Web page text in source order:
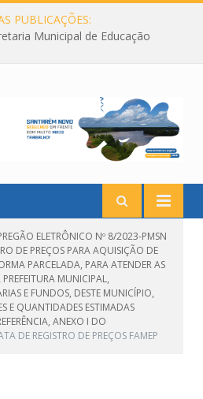
PUBLICAÇÕES:
Municipal de Educação
ELETRÔNICO Nº 8/2023-PMSN
DE PREÇOS PARA AQUISIÇÃO DE
PARCELADA, PARA ATENDER AS
MUNICIPAL,
E FUNDOS, DESTE MUNICÍPIO,
E QUANTIDADES ESTIMADAS
ANEXO I DO
DE REGISTRO DE PREÇOS FAMEP